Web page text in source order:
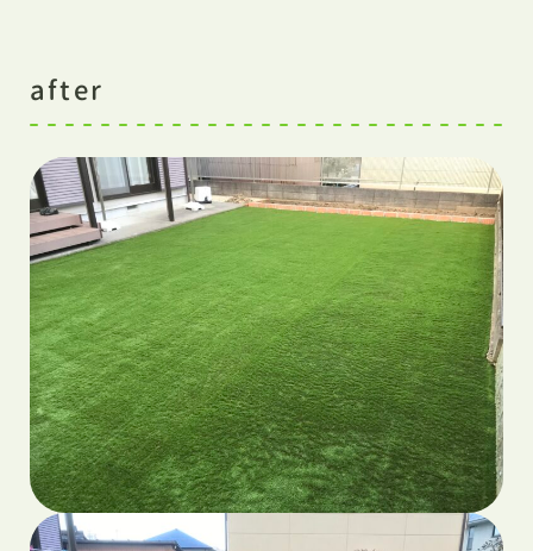
after